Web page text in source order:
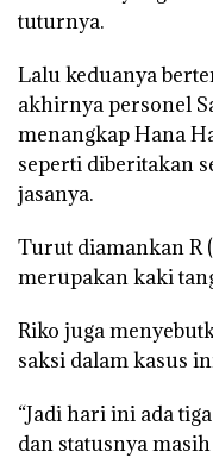
tuturnya.
Lalu keduanya
akhirnya personel
menangkap Hana
seperti diberitakan
jasanya.
Turut diamankan R
merupakan kaki
Riko juga
saksi dalam kasus
“Jadi hari ini ada
dan statusnya